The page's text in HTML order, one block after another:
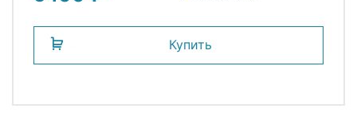
Купить